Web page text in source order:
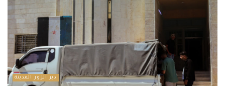
دير الزور المدينة